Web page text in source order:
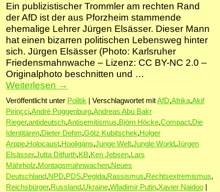
Ein publizistischer Trommler am rechten Rand
der AfD ist der aus Pforzheim stammende
ehemalige Lehrer Jürgen Elsässer. Dieser Mann
hat einen bizarren politischen Lebensweg hinter
sich. Jürgen Elsässer (Photo: Karlsruher
Friedensmahnwache – Lizenz: CC BY-NC 2.0 –
Originalphoto beschnitten und …
Weiterlesen →
Veröffentlicht unter Politik Verschlagwortet mitAfD,Afrika,Akif
Pirinçci,André Poggenburg,Andreas Abu Bakr
Rieger,antideutsch,Antisemitismus,Björn Höcke,Compact,Die
Identitären,Dieter Dehm,Götz Kubitschek,Holger
Arppe,Holocaust,Hooligans,Junge Welt,Jungle World,Jürgen
Elsässer,Jutta Ditfurth,KB,Ken Jebsen, Lars
Mährholz,Montagsmahnwachen,Neues
Deutschland,NPD,PDS,Pegida,Rassismus,Rechtsextremismus,
Reichsbürger,Russland,Ukraine,Wladimir Putin,Xavier Naidoo